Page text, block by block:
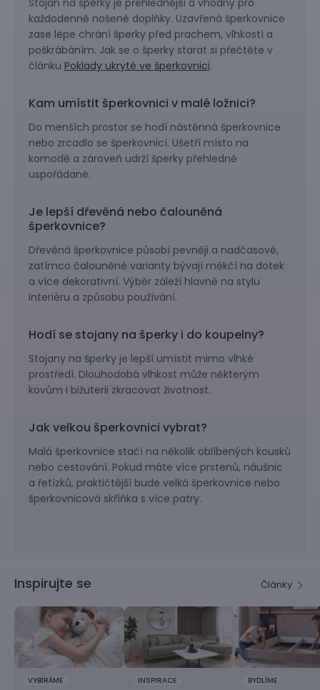
Stojan na šperky je přehlednější a vhodný pro
každodenně nošené doplňky. Uzavřená šperkovnice
zase lépe chrání šperky před prachem, vlhkostí a
poškrábáním. Jak se o šperky starat si přečtěte v
článku Poklady ukryté ve šperkovnici.
Kam umístit šperkovnici v malé ložnici?
Do menších prostor se hodí nástěnná šperkovnice
nebo zrcadlo se šperkovnicí. Ušetří místo na
komodě a zároveň udrží šperky přehledně
uspořádané.
Je lepší dřevěná nebo čalouněná
šperkovnice?
Dřevěná šperkovnice působí pevněji a nadčasově,
zatímco čalouněné varianty bývají měkčí na dotek
a více dekorativní. Výběr záleží hlavně na stylu
interiéru a způsobu používání.
Hodí se stojany na šperky i do koupelny?
Stojany na šperky je lepší umístit mimo vlhké
prostředí. Dlouhodobá vlhkost může některým
kovům i bižuterii zkracovat životnost.
Jak velkou šperkovnici vybrat?
Malá šperkovnice stačí na několik oblíbených kousků
nebo cestování. Pokud máte více prstenů, náušnic
a řetízků, praktičtější bude velká šperkovnice nebo
šperkovnicová skříňka s více patry.
Inspirujte se Články
VYBÍRÁME INSPIRACE BYDLÍME